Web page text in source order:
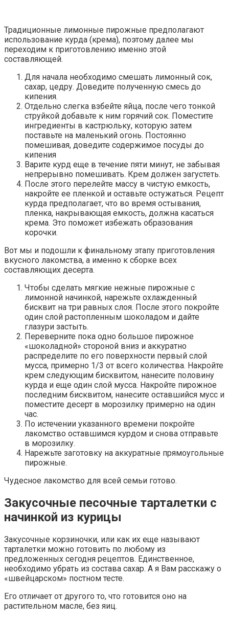
Традиционные лимонные пирожные предполагают
использование курда (крема), поэтому далее мы
переходим к приготовлению именно этой
составляющей.
Для начала необходимо смешать лимонный сок,
сахар, цедру. Доведите полученную смесь до
кипения.
Отдельно слегка взбейте яйца, после чего тонкой
струйкой добавьте к ним горячий сок. Поместите
ингредиенты в кастрюльку, которую затем
поставьте на маленький огонь. Постоянно
помешивая, доведите содержимое посуды до
кипения
Варите курд еще в течение пяти минут, не забывая
непрерывно помешивать. Крем должен загустеть.
После этого перелейте массу в чистую емкость,
накройте ее пленкой и оставьте остужаться. Рецепт
курда предполагает, что во время остывания,
пленка, накрывающая емкость, должна касаться
крема. Это поможет избежать образования
корочки.
Вот мы и подошли к финальному этапу приготовления
вкусного лакомства, а именно к сборке всех
составляющих десерта.
Чтобы сделать мягкие нежные пирожные с
лимонной начинкой, нарежьте охлажденный
бисквит на три равных слоя. После этого покройте
один слой растопленным шоколадом и дайте
глазури застыть.
Переверните пока одно большое пирожное
«шоколадной» стороной вниз и аккуратно
распределите по его поверхности первый слой
мусса, примерно 1/3 от всего количества. Накройте
крем следующим бисквитом, нанесите половину
курда и еще один слой мусса. Накройте пирожное
последним бисквитом, нанесите оставшийся мусс и
поместите десерт в морозилку примерно на один
час.
По истечении указанного времени покройте
лакомство оставшимся курдом и снова отправьте
в морозилку.
Нарежьте заготовку на аккуратные прямоугольные
пирожные.
Чудесное лакомство для всей семьи готово.
Закусочные песочные тарталетки с
начинкой из курицы
Закусочные корзиночки, или как их еще называют
тарталетки можно готовить по любому из
предложенных сегодня рецептов. Единственное,
необходимо убрать из состава сахар. А я Вам расскажу о
«швейцарском» постном тесте.
Его отличает от другого то, что готовится оно на
растительном масле, без яиц.